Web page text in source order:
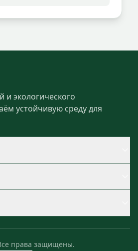
и экологического
устойчивую среду для
права защищены.